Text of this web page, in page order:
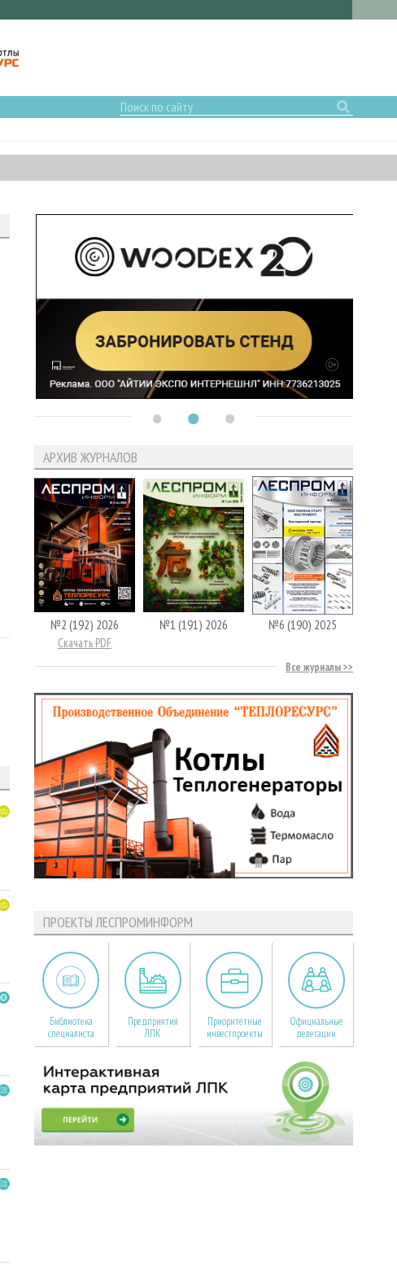
АРХИВ ЖУРНАЛОВ
№2 (192) 2026
Скачать PDF
№1 (191) 2026 №6 (190) 2025
Все журналы
ПРОЕКТЫ ЛЕСПРОМИНФОРМ
Библиотека
специалиста
Предприятия
ЛПК
Приоритетные
инвестпроекты
Официальные
делегации